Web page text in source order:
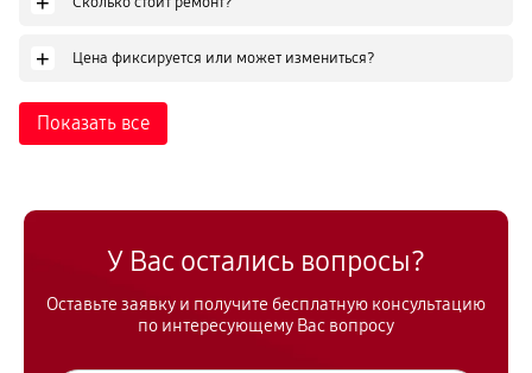
+ Цена фиксируется или может измениться?
Показать все
У Вас остались вопросы?
Оставьте заявку и получите бесплатную консультацию
по интересующему Вас вопросу